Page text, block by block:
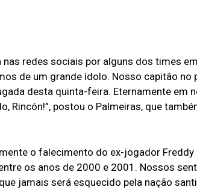
redes sociais por alguns dos times
de um grande ídolo. Nosso capitão no
desta quinta-feira. Eternamente em
Rincón!”, postou o Palmeiras, que
o falecimento do ex-jogador Freddy
os anos de 2000 e 2001. Nossos
jamais será esquecido pela nação